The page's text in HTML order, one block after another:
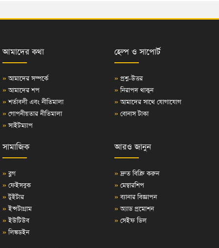
আমাদের কথা
» আমাদের সম্পর্কে
» আমাদের শপ
» শর্তাবলী এবং নীতিমালা
» গোপনীয়তার নীতিমালা
» সাইটম্যাপ
হেল্প ও সাপোর্ট
» প্রশ্ন-উত্তর
» নিরাপদ থাকুন
» আমাদের সাথে যোগাযোগ
» বোনাস টাকা
সামাজিক
» ব্লগ
» ফেইসবুক
» টুইটার
» ইন্সটাগ্রাম
» ইউটিউব
» লিঙ্কডইন
আরও জানুন
» দ্রুত বিক্রি করুন
» মেম্বারশিপ
» ব্যানার বিজ্ঞাপন
» অ্যাড প্রমোশন
» সেইফ ডিল